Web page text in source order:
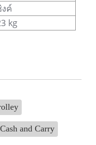
ค์
kg
Cash and Carry